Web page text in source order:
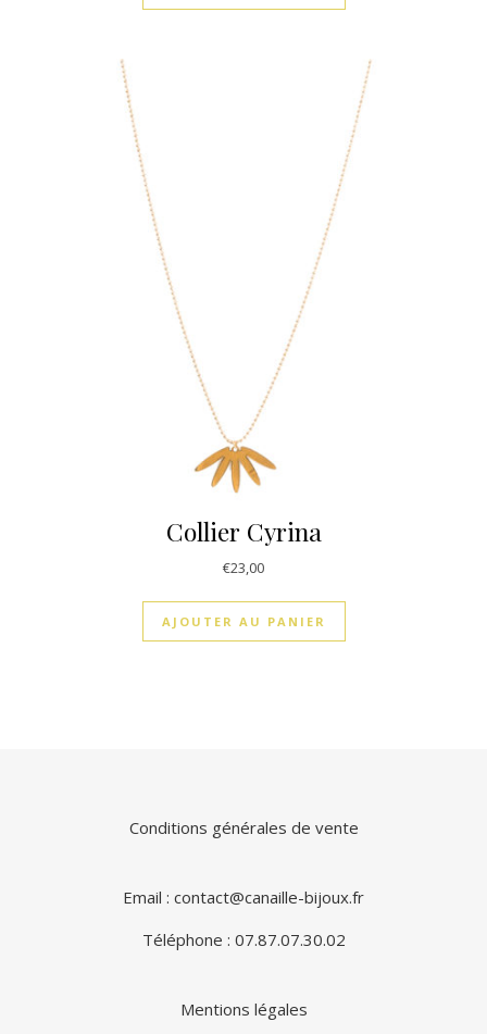
Collier Cyrina
€23,00
AJOUTER AU PANIER
Conditions générales de vente
Email : contact@canaille-bijoux.fr
Téléphone : 07.87.07.30.02
Mentions légales